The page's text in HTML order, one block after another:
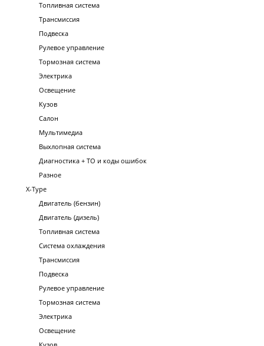
Топливная система
Трансмиссия
Подвеска
Рулевое управление
Тормозная система
Электрика
Освещение
Кузов
Салон
Мультимедиа
Выхлопная система
Диагностика + ТО и коды ошибок
Разное
X-Type
Двигатель (бензин)
Двигатель (дизель)
Топливная система
Система охлаждения
Трансмиссия
Подвеска
Рулевое управление
Тормозная система
Электрика
Освещение